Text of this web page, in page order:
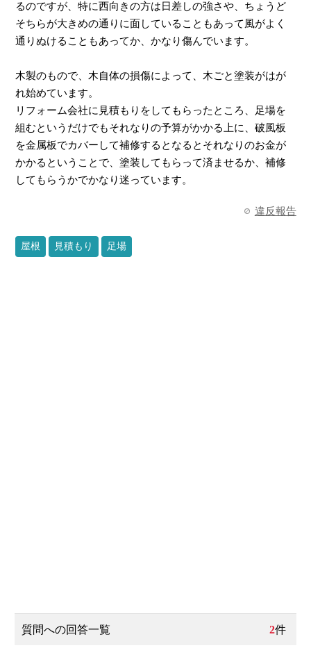
るのですが、特に西向きの方は日差しの強さや、ちょうど
そちらが大きめの通りに面していることもあって風がよく
通りぬけることもあってか、かなり傷んでいます。
木製のもので、木自体の損傷によって、木ごと塗装がはが
れ始めています。
リフォーム会社に見積もりをしてもらったところ、足場を
組むというだけでもそれなりの予算がかかる上に、破風板
を金属板でカバーして補修するとなるとそれなりのお金が
かかるということで、塗装してもらって済ませるか、補修
してもらうかでかなり迷っています。
違反報告
屋根 見積もり 足場
質問への回答一覧 2件